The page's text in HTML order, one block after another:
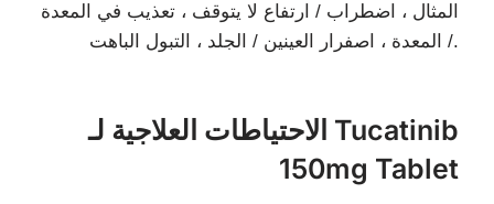
المثال ، اضطراب / ارتفاع لا يتوقف ، تعذيب في المعدة
/ المعدة ، اصفرار العينين / الجلد ، التبول الباهت.
الاحتياطات العلاجية لـ Tucatinib
150mg Tablet